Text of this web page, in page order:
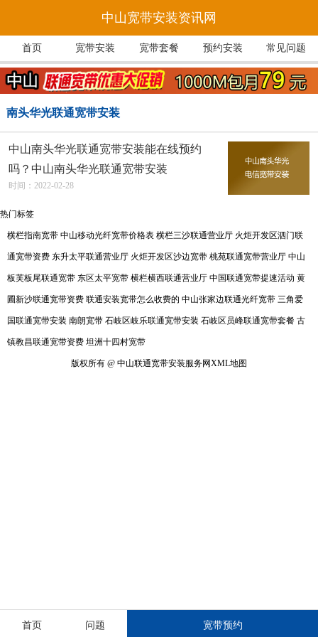
中山宽带安装资讯网
首页 宽带安装 宽带套餐 预约安装 常见问题
南头华光联通宽带安装
中山南头华光联通宽带安装能在线预约
吗？中山南头华光联通宽带安装
时间：2022-02-28
热门标签
横栏指南宽带 中山移动光纤宽带价格表 横栏三沙联通营业厅 火炬开发区泗门联
通宽带资费 东升太平联通营业厅 火炬开发区沙边宽带 桃苑联通宽带营业厅 中山
板芙板尾联通宽带 东区太平宽带 横栏横西联通营业厅 中国联通宽带提速活动 黄
圃新沙联通宽带资费 联通安装宽带怎么收费的 中山张家边联通光纤宽带 三角爱
国联通宽带安装 南朗宽带 石岐区岐乐联通宽带安装 石岐区员峰联通宽带套餐 古
镇教昌联通宽带资费 坦洲十四村宽带
版权所有 @ 中山联通宽带安装服务网XML地图
首页 问题 宽带预约